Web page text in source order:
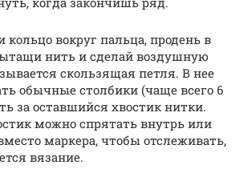
кольцо вокруг пальца, продень в
нить и сделай воздушную
скользящая петля. В нее
обычные столбики (чаще всего 6
за оставшийся хвостик нитки.
можно спрятать внутрь или
маркера, чтобы отслеживать,
вязание.